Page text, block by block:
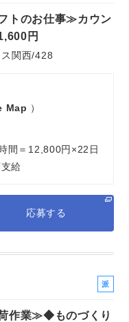
社
予
トのお仕事≫カウン
円
関西/428
Map ）
間＝12,800円×22日
給
応募する
派
社
作業≫◆ものづくり